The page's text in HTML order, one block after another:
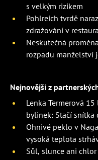
s velkým rizikem
Pohlreich tvrdě
zdražování v
Neskutečná
rozpadu manželství
Nejnovější z
Lenka Termerová
bylinek: Stačí snítka
Ohnivé peklo v
vysoká teplota
Sůl, slunce ani